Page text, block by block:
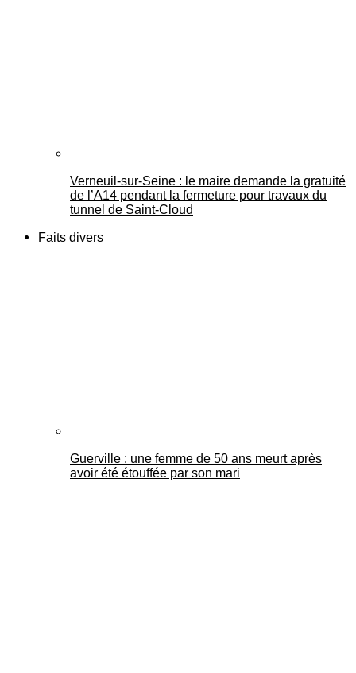
Verneuil-sur-Seine : le maire demande la gratuité
de l’A14 pendant la fermeture pour travaux du
tunnel de Saint-Cloud
Faits divers
Guerville : une femme de 50 ans meurt après
avoir été étouffée par son mari